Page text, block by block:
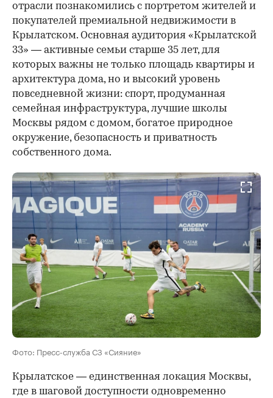
отрасли познакомились с портретом жителей и
покупателей премиальной недвижимости в
Крылатском. Основная аудитория «Крылатской
33» — активные семьи старше 35 лет, для
которых важны не только площадь квартиры и
архитектура дома, но и высокий уровень
повседневной жизни: спорт, продуманная
семейная инфраструктура, лучшие школы
Москвы рядом с домом, богатое природное
окружение, безопасность и приватность
собственного дома.
Фото: Пресс-служба СЗ «Сияние»
Крылатское — единственная локация Москвы,
где в шаговой доступности одновременно